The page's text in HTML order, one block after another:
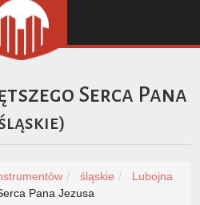
Serca Pana
)
śląskie
Lubojna
Pana Jezusa